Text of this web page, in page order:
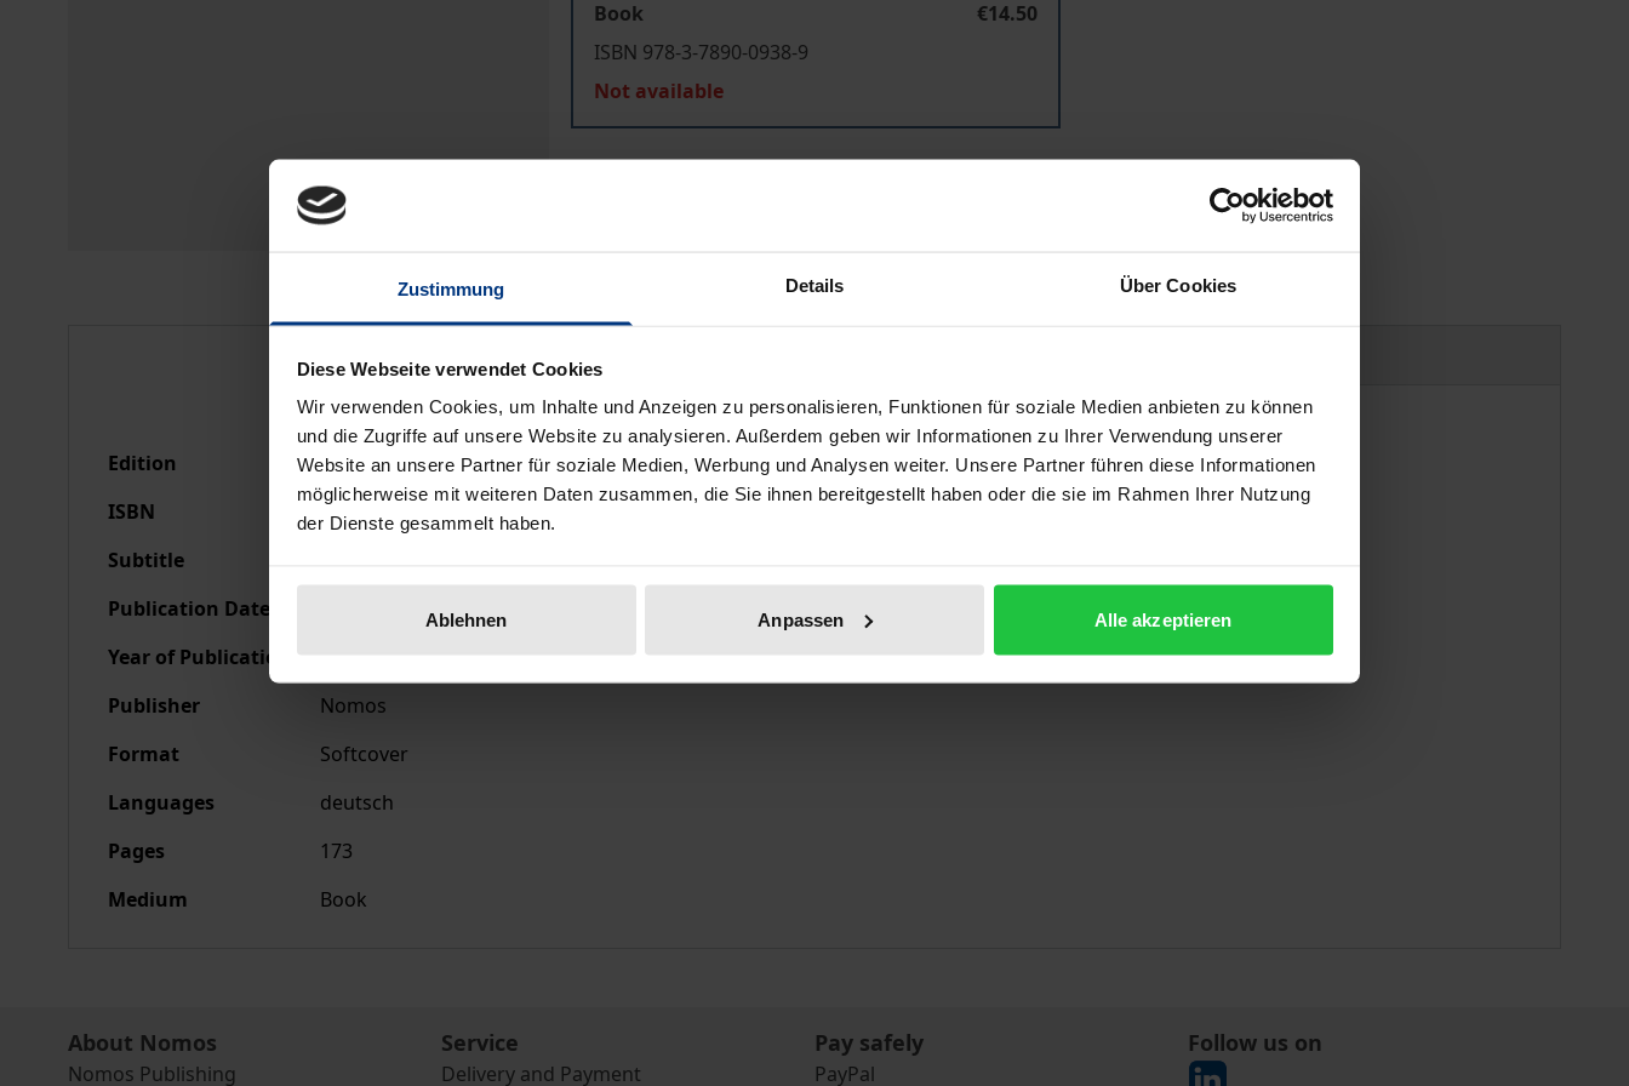
Zustimmung Details Über Cookies
Diese Webseite verwendet Cookies
Wir verwenden Cookies, um Inhalte und Anzeigen zu personalisieren, Funktionen für soziale Medien anbieten zu können
und die Zugriffe auf unsere Website zu analysieren. Außerdem geben wir Informationen zu Ihrer Verwendung unserer
Website an unsere Partner für soziale Medien, Werbung und Analysen weiter. Unsere Partner führen diese Informationen
möglicherweise mit weiteren Daten zusammen, die Sie ihnen bereitgestellt haben oder die sie im Rahmen Ihrer Nutzung
der Dienste gesammelt haben.
Ablehnen Anpassen Alle akzeptieren
Book
€14.50
ISBN 978-3-7890-0938-9
Not available
Edition
1
ISBN
978-3-7890-0938-9
Subtitle
Publication Date
Year of Publication
1983
Publisher
Nomos
Format
Softcover
Languages
deutsch
Pages
173
Medium
Book
About Nomos
Nomos Publishing
Service
Delivery and Payment
Pay safely
PayPal
Follow us on